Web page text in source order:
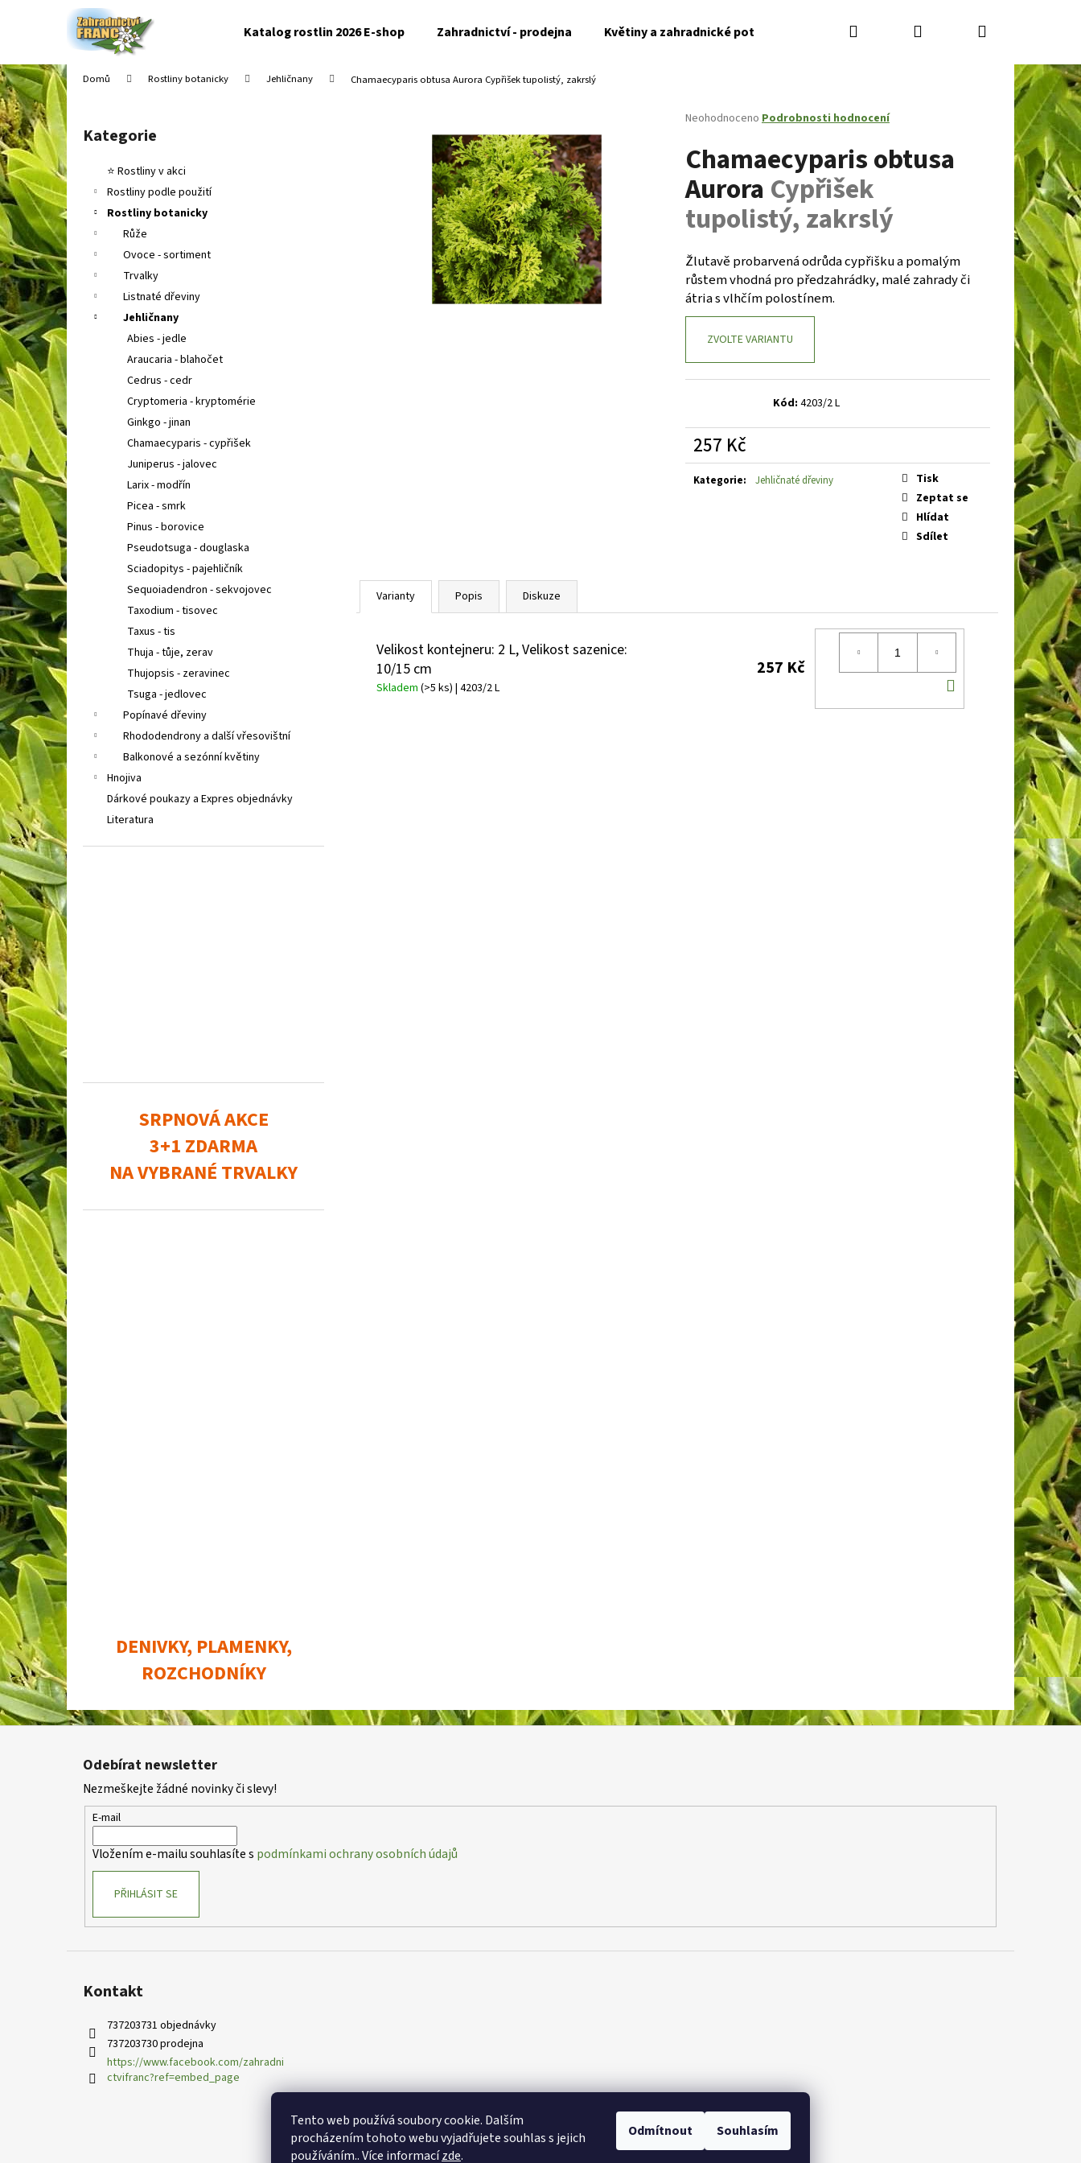
Tento web používá soubory cookie. Dalším
procházením tohoto webu vyjadřujete souhlas s jejich
používáním.. Více informacízde.
Odmítnout Souhlasím
Katalog rostlin 2026 E-shop Zahradnictví - prodejna Květiny a zahradnické potřeby Kontakty Jak nakupovat
Hledat PřihlášeníNákupní
košík
Domů Rostliny botanicky Jehličnany Chamaecyparis obtusa Aurora Cypřišek tupolistý, zakrslý
P
o
s
t
r
a
n
n
í
p
a
n
e
l
Přeskočit
kategorie
Kategorie
⭐ Rostliny v akci
Rostliny podle použití
Rostliny botanicky
Růže
Ovoce - sortiment
Trvalky
Listnaté dřeviny
Jehličnany
Abies - jedle
Araucaria - blahočet
Cedrus - cedr
Cryptomeria - kryptomérie
Ginkgo - jinan
Chamaecyparis - cypřišek
Juniperus - jalovec
Larix - modřín
Picea - smrk
Pinus - borovice
Pseudotsuga - douglaska
Sciadopitys - pajehličník
Sequoiadendron - sekvojovec
Taxodium - tisovec
Taxus - tis
Thuja - tůje, zerav
Thujopsis - zeravinec
Tsuga - jedlovec
Popínavé dřeviny
Rhododendrony a další vřesovištní
Balkonové a sezónní květiny
Hnojiva
Dárkové poukazy a Expres objednávky
Literatura
SRPNOVÁ AKCE
3+1 ZDARMA
NA VYBRANÉ TRVALKY
DENIVKY, PLAMENKY,
ROZCHODNÍKY
Průměrné
produktu
je
0,0
z
5
hvězdiček.
Neohodnoceno Podrobnosti hodnocení
Chamaecyparis obtusa
Aurora Cypřišek
tupolistý, zakrslý
Žlutavě probarvená odrůda cypřišku a pomalým
růstem vhodná pro předzahrádky, malé zahrady či
átria s vlhčím polostínem.
ZVOLTE VARIANTU
Kód: 4203/2 L
257 Kč
Měrná
cena:
Kategorie: Jehličnaté dřeviny
Tisk
Zeptat se
Hlídat
Sdílet
Varianty Popis Diskuze
Velikost kontejneru: 2 L, Velikost sazenice:
10/15 cm
Skladem (>5 ks) | 4203/2 L
257 Kč
KOŠÍKU
í
k
Zpět
do
obchodu
Zpět
do
obchodu
Co potřebujete najít?
HLEDAT
Doporučujeme
COTONEASTER PROCUMBENS QUEEN OF
CARPETHSKALNÍK ZAKRSLÝ
VINCA MINOR BLUEBARVÍNEK MENŠÍ
Z
Odebírat newsletter
Nezmeškejte žádné novinky či slevy!
E-mail
Vložením e-mailu souhlasíte s podmínkami ochrany osobních údajů
PŘIHLÁSIT SE
Kontakt
737203731 objednávky
737203730 prodejna
https://www.facebook.com/zahradni
ctvifranc?ref=embed_page